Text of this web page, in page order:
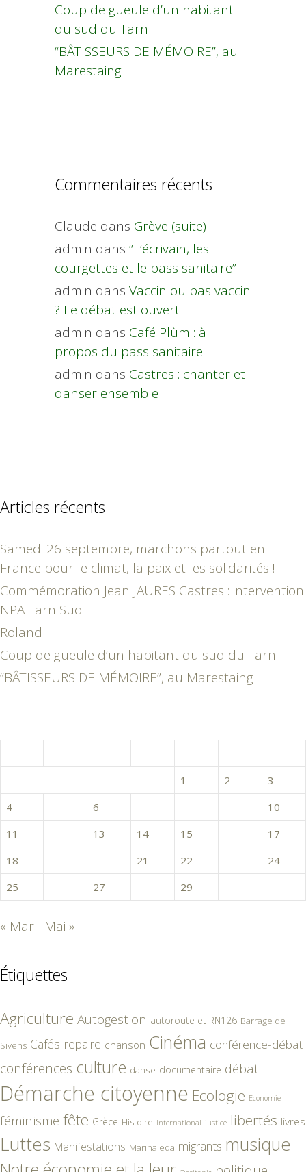
Coup de gueule d’un habitant
du sud du Tarn
“BÂTISSEURS DE MÉMOIRE”, au
Marestaing
Commentaires récents
Claude dans Grève (suite)
admin dans “L’écrivain, les
courgettes et le pass sanitaire”
admin dans Vaccin ou pas vaccin
? Le débat est ouvert !
admin dans Café Plùm : à
propos du pass sanitaire
admin dans Castres : chanter et
danser ensemble !
Articles récents
Samedi 26 septembre, marchons partout en
France pour le climat, la paix et les solidarités !
Commémoration Jean JAURES Castres : intervention
NPA Tarn Sud :
Roland
Coup de gueule d’un habitant du sud du Tarn
“BÂTISSEURS DE MÉMOIRE”, au Marestaing
1
2
3
4
6
10
11
13 14 15
17
18
21 22
24
25
27 29
« Mar Mai »
Étiquettes
Agriculture Autogestion autoroute et RN126 Barrage de
Sivens Cafés-repaire chanson Cinéma conférence-débat
conférences culture danse documentaire débat
Démarche citoyenne Ecologie Economie
féminisme fête Grèce Histoire International justice libertés livres
Luttes Manifestations Marinaleda migrants musique